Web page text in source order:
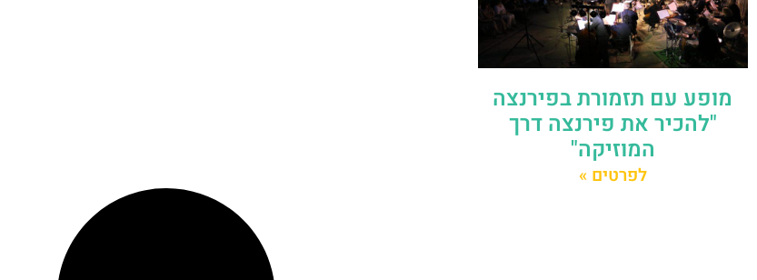
מופע עם תזמורת בפירנצה
"להכיר את פירנצה דרך
המוזיקה"
לפרטים »